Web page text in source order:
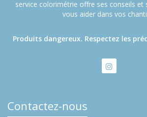
service colorimétrie offre ses conseils et
vous aider dans vos
Produits dangereux. Respectez les
Contactez-nous